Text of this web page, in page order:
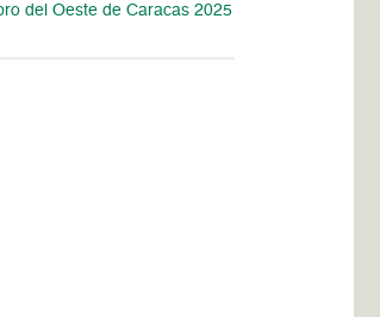
del Oeste de Caracas 2025